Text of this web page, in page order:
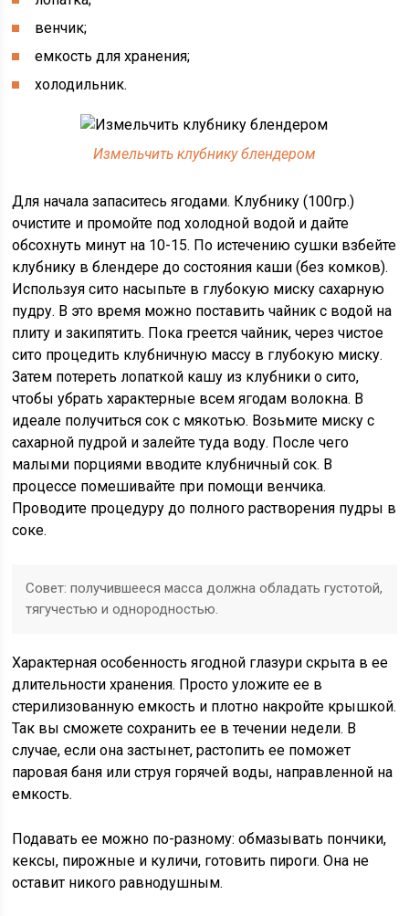
венчик;
емкость для хранения;
холодильник.
Измельчить клубнику блендером
Для начала запаситесь ягодами. Клубнику (100гр.)
очистите и промойте под холодной водой и дайте
обсохнуть минут на 10-15. По истечению сушки взбейте
клубнику в блендере до состояния каши (без комков).
Используя сито насыпьте в глубокую миску сахарную
пудру. В это время можно поставить чайник с водой на
плиту и закипятить. Пока греется чайник, через чистое
сито процедить клубничную массу в глубокую миску.
Затем потереть лопаткой кашу из клубники о сито,
чтобы убрать характерные всем ягодам волокна. В
идеале получиться сок с мякотью. Возьмите миску с
сахарной пудрой и залейте туда воду. После чего
малыми порциями вводите клубничный сок. В
процессе помешивайте при помощи венчика.
Проводите процедуру до полного растворения пудры в
соке.
Совет: получившееся масса должна обладать густотой,
тягучестью и однородностью.
Характерная особенность ягодной глазури скрыта в ее
длительности хранения. Просто уложите ее в
стерилизованную емкость и плотно накройте крышкой.
Так вы сможете сохранить ее в течении недели. В
случае, если она застынет, растопить ее поможет
паровая баня или струя горячей воды, направленной на
емкость.
Подавать ее можно по-разному: обмазывать пончики,
кексы, пирожные и куличи, готовить пироги. Она не
оставит никого равнодушным.